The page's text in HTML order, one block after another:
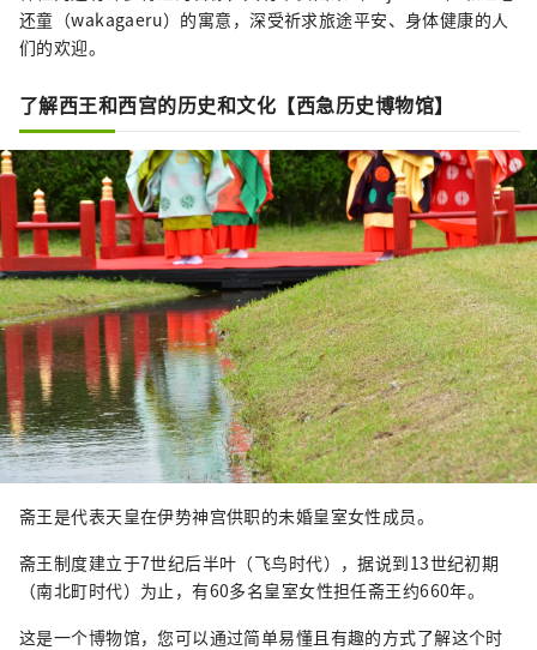
还童（wakagaeru）的寓意，深受祈求旅途平安、身体健康的人
们的欢迎。
了解西王和西宫的历史和文化【西急历史博物馆】
斋王是代表天皇在伊势神宫供职的未婚皇室女性成员。
斋王制度建立于7世纪后半叶（飞鸟时代），据说到13世纪初期
（南北町时代）为止，有60多名皇室女性担任斋王约660年。
这是一个博物馆，您可以通过简单易懂且有趣的方式了解这个时